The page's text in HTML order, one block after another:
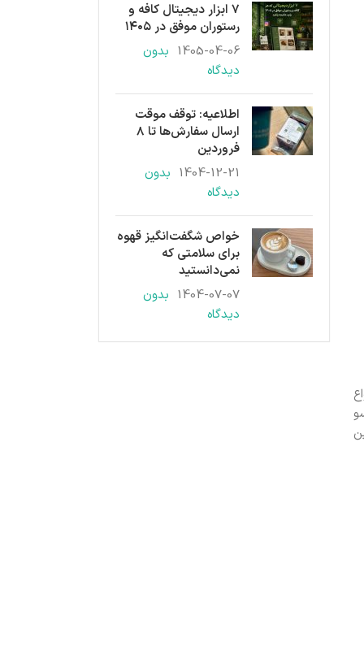
۷ ابزار دیجیتال کافه و
رستوران موفق در ۱۴۰۵
1405-04-06 بدون
دیدگاه
اطلاعیه: توقف موقت
ارسال سفارش‌ها تا ۸
فروردین
1404-12-21 بدون
دیدگاه
خواص شگفت‌انگیز قهوه
برای سلامتی که
نمی‌دانستید
1404-07-07 بدون
دیدگاه